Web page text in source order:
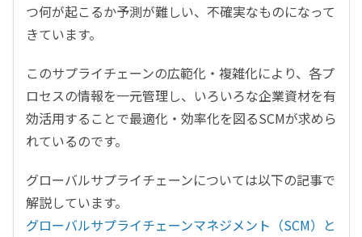
つ何が起こるか予測が難しい、不確実なものになって
きています。
このサプライチェーンの広範化・複雑化により、各プ
ロセスの情報を一元管理し、いろいろな企業資材を有
効活用することで最適化・効率化を図るSCMが求めら
れているのです。
グローバルサプライチェーンについては以下の記事で
解説しています。
グローバルサプライチェーンマネジメント（SCM）と